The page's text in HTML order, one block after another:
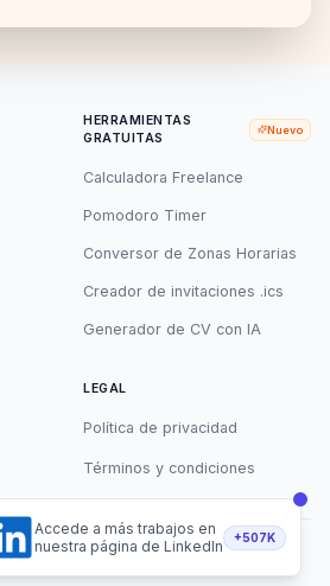
HERRAMIENTAS
GRATUITAS
Nuevo
Calculadora Freelance
Pomodoro Timer
Conversor de Zonas Horarias
Creador de invitaciones .ics
Generador de CV con IA
LEGAL
Política de privacidad
Términos y condiciones
Todos los derechos reservados.
Accede a más trabajos en
nuestra página de LinkedIn
+507K